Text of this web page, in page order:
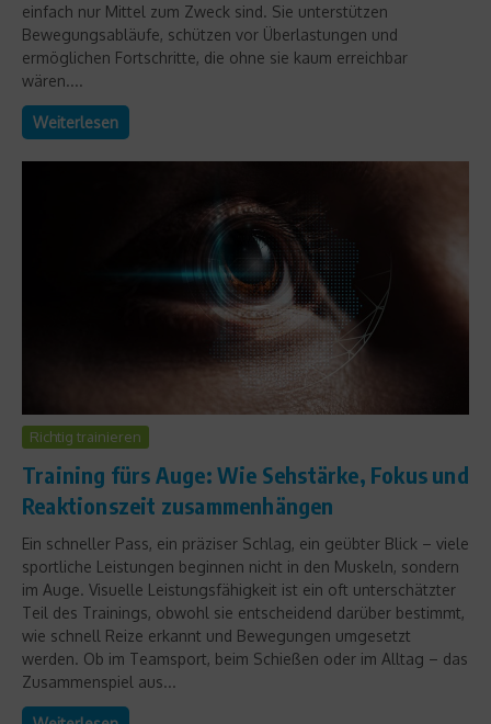
einfach nur Mittel zum Zweck sind. Sie unterstützen
Bewegungsabläufe, schützen vor Überlastungen und
ermöglichen Fortschritte, die ohne sie kaum erreichbar
wären....
Weiterlesen
Richtig trainieren
Training fürs Auge: Wie Sehstärke, Fokus und
Reaktionszeit zusammenhängen
Ein schneller Pass, ein präziser Schlag, ein geübter Blick – viele
sportliche Leistungen beginnen nicht in den Muskeln, sondern
im Auge. Visuelle Leistungsfähigkeit ist ein oft unterschätzter
Teil des Trainings, obwohl sie entscheidend darüber bestimmt,
wie schnell Reize erkannt und Bewegungen umgesetzt
werden. Ob im Teamsport, beim Schießen oder im Alltag – das
Zusammenspiel aus...